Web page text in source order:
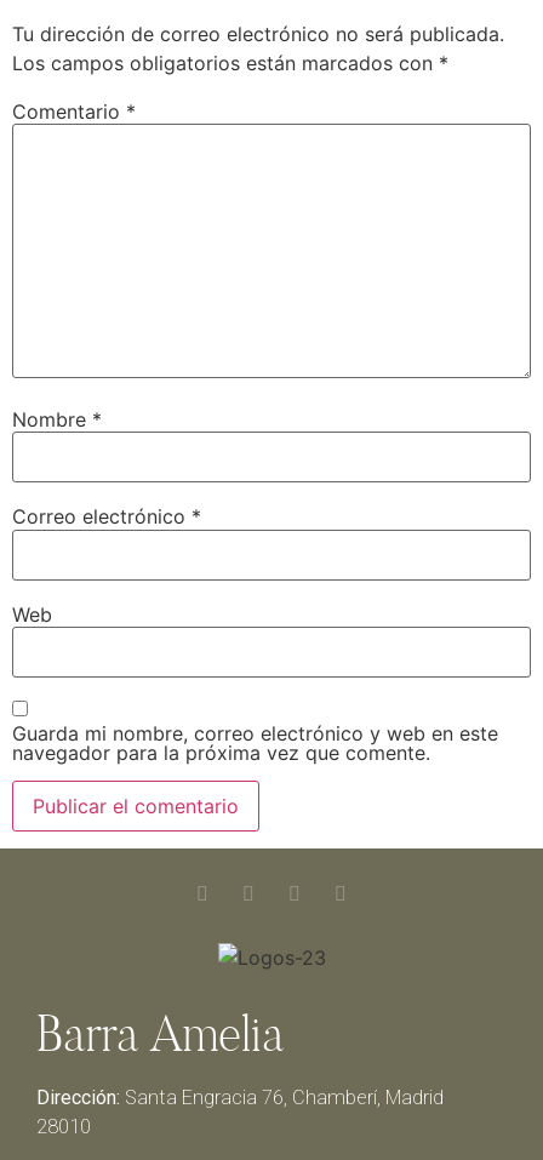
Tu dirección de correo electrónico no será publicada.
Los campos obligatorios están marcados con *
Comentario *
Nombre *
Correo electrónico *
Web
Guarda mi nombre, correo electrónico y web en este
navegador para la próxima vez que comente.
Barra Amelia
Dirección: Santa Engracia 76, Chamberí, Madrid
28010